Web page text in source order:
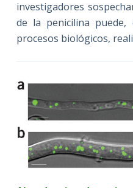
investigadores
de la penicilina puede,
procesos biológicos,